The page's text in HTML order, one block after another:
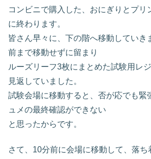
コンビニで購入した、おにぎりとプリ
に終わります。
皆さん早々に、下の階へ移動していき
前まで移動せずに留まり
ルーズリーフ3枚にまとめた試験用レ
見返していました。
試験会場に移動すると、否が応でも緊
ュメの最終確認ができない
と思ったからです。
さて、10分前に会場に移動して、落ち